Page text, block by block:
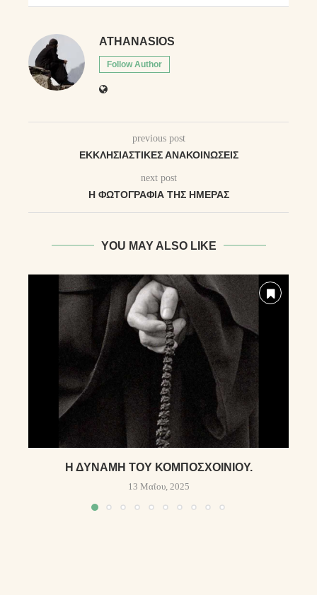
ATHANASIOS
Follow Author
previous post
ΕΚΚΛΗΣΙΑΣΤΙΚΈΣ ΑΝΑΚΟΙΝΏΣΕΙΣ
next post
Η ΦΩΤΟΓΡΑΦΊΑ ΤΗΣ ΗΜΈΡΑΣ
YOU MAY ALSO LIKE
Η ΔΎΝΑΜΗ ΤΟΥ ΚΟΜΠΟΣΧΟΙΝΙΟΎ.
13 Μαΐου, 2025